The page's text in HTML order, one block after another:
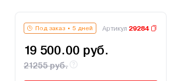
Под заказ 5 дней Артикул 29284
19 500.00 руб.
21255 руб.